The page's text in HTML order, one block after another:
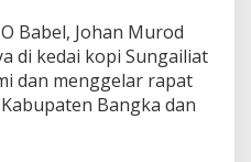
Babel, Johan Murod
di kedai kopi Sungailiat
dan menggelar rapat
Bangka dan